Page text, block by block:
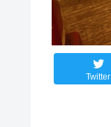
Twitter